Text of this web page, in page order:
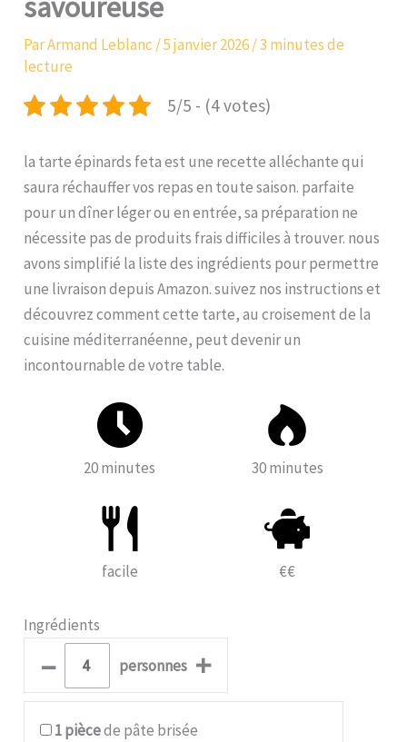
savoureuse
ParArmand Leblanc /5 janvier 2026/3 minutes de
lecture
5/5 - (4 votes)
la tarte épinards feta est une recette alléchante qui
saura réchauffer vos repas en toute saison. parfaite
pour un dîner léger ou en entrée, sa préparation ne
nécessite pas de produits frais difficiles à trouver. nous
avons simplifié la liste des ingrédients pour permettre
une livraison depuis Amazon. suivez nos instructions et
découvrez comment cette tarte, au croisement de la
cuisine méditerranéenne, peut devenir un
incontournable de votre table.
20 minutes 30 minutes
facile €€
Ingrédients
– personnes +
1piècede pâte brisée